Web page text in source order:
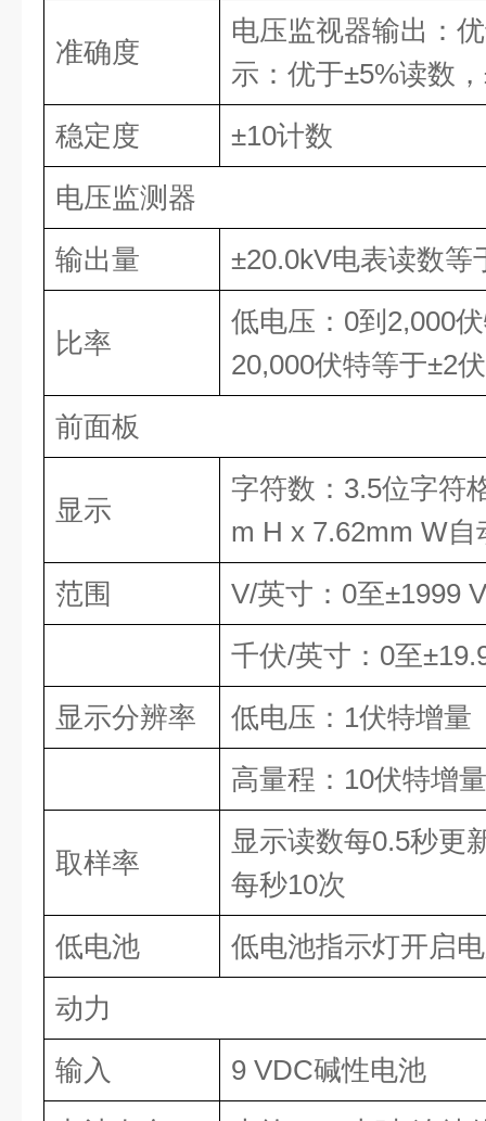
准确度
电压监视器输出：
示：优于±5%读数，
稳定度
±10计数
电压监测器
输出量
±20.0kV电表读数等
比率
低电压： 0到 2,000
20,000伏特等于±2
前面板
显示
字符数： 3.5位字符
m H x 7.62mm W自
范围
V/英寸： 0至±1999
千伏/英寸： 0至
显示分辨率
低电压： 1伏特增量
高量程： 10伏特增量
取样率
显示读数每0.5秒更
每秒10次
低电池
低电池指示灯开启
动力
输入
9 VDC碱性电池